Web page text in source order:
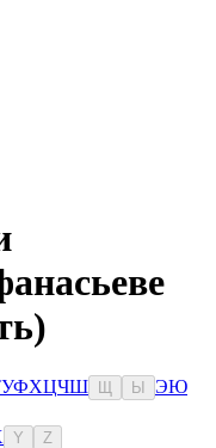
УФХЦЧШ Ы ЭЮ
Y Z